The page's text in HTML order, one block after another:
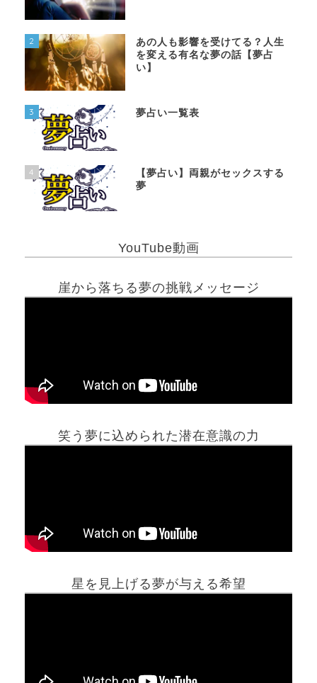
2
あの人も影響を受けてる？人生
を変える有名な夢の話【夢占
い】
3 夢占い一覧表
4
【夢占い】両親がセックスする
夢
YouTube動画
崖から落ちる夢の挑戦メッセージ
笑う夢に込められた潜在意識の力
星を見上げる夢が与える希望
ホーム